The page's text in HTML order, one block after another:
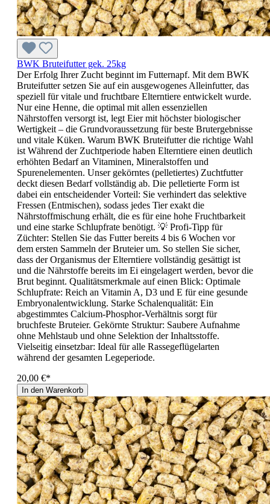
BWK Bruteifutter gek. 25kg
Der Erfolg Ihrer Zucht beginnt im Futternapf. Mit dem BWK
Bruteifutter setzen Sie auf ein ausgewogenes Alleinfutter, das
speziell für vitale und fruchtbare Elterntiere entwickelt wurde.
Nur eine Henne, die optimal mit allen essenziellen
Nährstoffen versorgt ist, legt Eier mit höchster biologischer
Wertigkeit – die Grundvoraussetzung für beste Brutergebnisse
und vitale Küken. Warum BWK Bruteifutter die richtige Wahl
ist Während der Zuchtperiode haben Elterntiere einen deutlich
erhöhten Bedarf an Vitaminen, Mineralstoffen und
Spurenelementen. Unser gekörntes (pelletiertes) Zuchtfutter
deckt diesen Bedarf vollständig ab. Die pelletierte Form ist
dabei ein entscheidender Vorteil: Sie verhindert das selektive
Fressen (Entmischen), sodass jedes Tier exakt die
Nährstoffmischung erhält, die es für eine hohe Fruchtbarkeit
und eine starke Schlupfrate benötigt. 💡 Profi-Tipp für
Züchter: Stellen Sie das Futter bereits 4 bis 6 Wochen vor
dem ersten Sammeln der Bruteier um. So stellen Sie sicher,
dass der Organismus der Elterntiere vollständig gesättigt ist
und die Nährstoffe bereits im Ei eingelagert werden, bevor die
Brut beginnt. Qualitätsmerkmale auf einen Blick: Optimale
Schlupfrate: Reich an Vitamin A, D3 und E für eine gesunde
Embryonalentwicklung. Starke Schalenqualität: Ein
abgestimmtes Calcium-Phosphor-Verhältnis sorgt für
bruchfeste Bruteier. Gekörnte Struktur: Saubere Aufnahme
ohne Mehlstaub und ohne Selektion der Inhaltsstoffe.
Vielseitig einsetzbar: Ideal für alle Rassegeflügelarten
während der gesamten Legeperiode.
20,00 €*
In den Warenkorb